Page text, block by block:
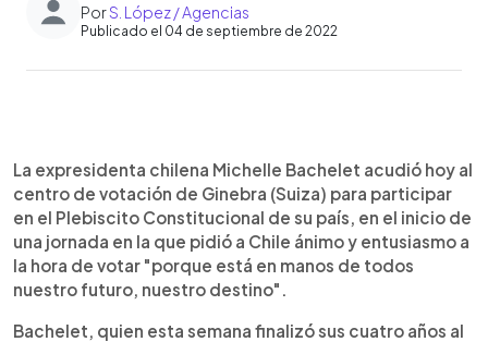
PorS. López / Agencias
Publicado el 04 de septiembre de 2022
Escuchar artículo
La expresidenta chilena Michelle Bachelet acudió hoy al
centro de votación de Ginebra (Suiza) para participar
en el Plebiscito Constitucional de su país, en el inicio de
una jornada en la que pidió a Chile ánimo y entusiasmo a
la hora de votar "porque está en manos de todos
nuestro futuro, nuestro destino".
Bachelet, quien esta semana finalizó sus cuatro años al